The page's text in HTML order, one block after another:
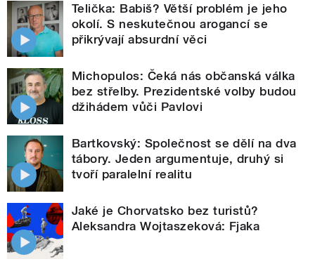
Telička: Babiš? Větší problém je jeho
okolí. S neskutečnou arogancí se
přikrývají absurdní věci
Michopulos: Čeká nás občanská válka
bez střelby. Prezidentské volby budou
džihádem vůči Pavlovi
Bartkovský: Společnost se dělí na dva
tábory. Jeden argumentuje, druhý si
tvoří paralelní realitu
Jaké je Chorvatsko bez turistů?
Aleksandra Wojtaszeková: Fjaka